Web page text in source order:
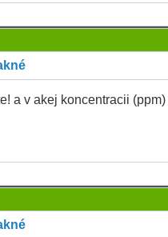
a v akej koncentracii